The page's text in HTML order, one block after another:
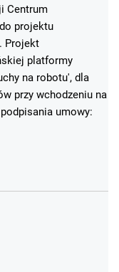
Centrum
projektu
Projekt
platformy
na robotu', dla
przy wchodzeniu na
umowy: